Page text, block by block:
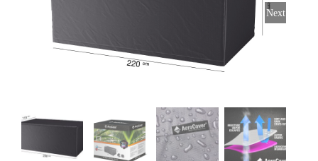
Deck Chairs + voetbanken
Next